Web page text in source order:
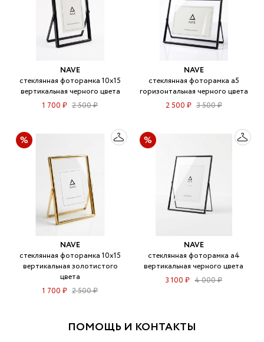
NAVE
стеклянная фоторамка 10х15
вертикальная черного цвета
1 700 ₽ 2 500 ₽
NAVE
стеклянная фоторамка а5
горизонтальная черного цвета
2 500 ₽ 3 500 ₽
NAVE
стеклянная фоторамка 10х15
вертикальная золотистого
цвета
1 700 ₽ 2 500 ₽
NAVE
стеклянная фоторамка а4
вертикальная черного цвета
3 100 ₽ 4 000 ₽
ПОМОЩЬ И КОНТАКТЫ